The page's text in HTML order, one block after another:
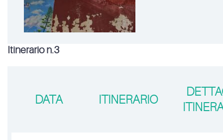
Itinerario n.3
DATA ITINERARIO